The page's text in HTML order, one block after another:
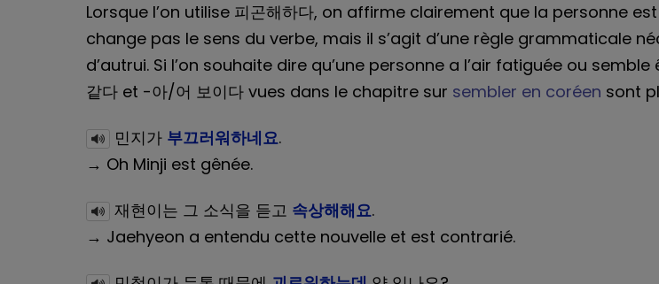
Lorsque l’on utilise 피곤해하다, on affirme clairement que la personne
change pas le sens du verbe, mais il s’agit d’une règle grammaticale
d’autrui. Si l’on souhaite dire qu’une personne a l’air fatiguée ou
같다 et -아/어 보이다 vues dans le chapitre sur sembler en coréen sont
민지가 부끄러워하네요.
→ Oh Minji est gênée.
재현이는 그 소식을 듣고 속상해해요.
→ Jaehyeon a entendu cette nouvelle et est contrarié.